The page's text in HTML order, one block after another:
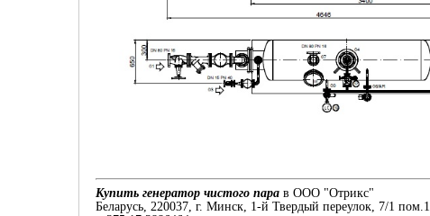
Купить генератор чистого пара в ООО "Отрикс"
Беларусь, 220037, г. Минск, 1-й Твердый переулок, 7/1 пом.1